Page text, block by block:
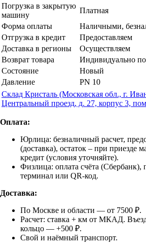
Погрузка в закрытую
машину
Платная
Форма оплаты
Наличными,
Отгрузка в кредит
Предоставляем
Доставка в регионы
Осуществляем
Возврат товара
Индивидуально
Состояние
Новый
Давление
PN 10
Склад Кристаль (Московская обл., г.
Центральный проезд, д. 27, корпус 3,
Оплата:
Юрлица: безналичный расчет,
(доставка), остаток – при
кредит (условия уточняйте).
Физлица: оплата счёта (Сбербанк),
терминал или QR-код.
Доставка:
По Москве и области — от 7500 ₽.
Расчет: ставка + км от МКАД.
кольцо — +500 ₽.
Свой и наёмный транспорт.